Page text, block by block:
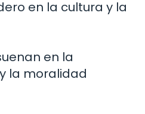
en la cultura y la
en la
la moralidad